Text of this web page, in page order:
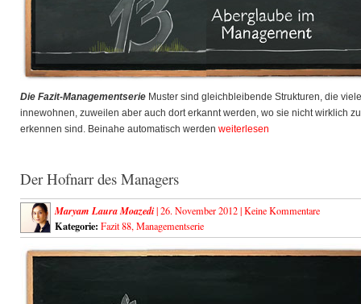
Die Fazit-Managementserie Muster sind gleichbleibende Strukturen, die
innewohnen, zuweilen aber auch dort erkannt werden, wo sie nicht wirklich zu
erkennen sind. Beinahe automatisch werden weiterlesen
Der Hofnarr des Managers
Maryam Laura Moazedi| 26. November 2012 |Keine Kommentare
Kategorie: Fazit 88, Managementserie